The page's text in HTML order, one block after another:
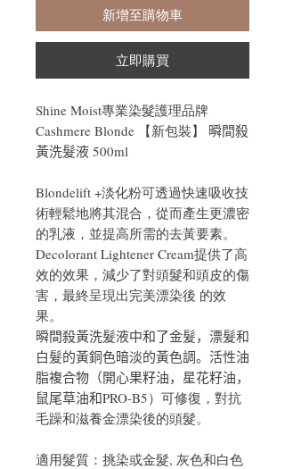
新增至購物車
立即購買
Shine Moist專業染髮護理品牌
Cashmere Blonde 【新包裝】 𣊬間殺
黃洗髮液 500ml
Blondelift +淡化粉可透過快速吸收技
術輕鬆地將其混合，從而產生更濃密
的乳液，並提高所需的去黃要素。
Decolorant Lightener Cream提供了高
效的效果，減少了對頭髮和頭皮的傷
害，最終呈現出完美漂染後 的效
果。
𣊬間殺黃洗髮液中和了金髮，漂髮和
白髮的黃銅色暗淡的黃色調。活性油
脂複合物（開心果籽油，星花籽油，
鼠尾草油和PRO-B5）可修復，對抗
毛躁和滋養金漂染後的頭髮。
適用髮質：挑染或金髮, 灰色和白色